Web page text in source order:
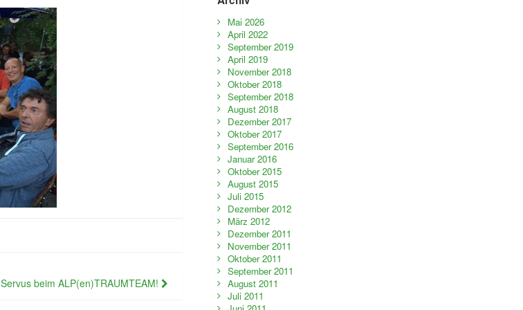
Servus beim ALP(en)TRAUMTEAM!
Mai 2026
April 2022
September 2019
April 2019
November 2018
Oktober 2018
September 2018
August 2018
Dezember 2017
Oktober 2017
September 2016
Januar 2016
Oktober 2015
August 2015
Juli 2015
Dezember 2012
März 2012
Dezember 2011
November 2011
Oktober 2011
September 2011
August 2011
Juli 2011